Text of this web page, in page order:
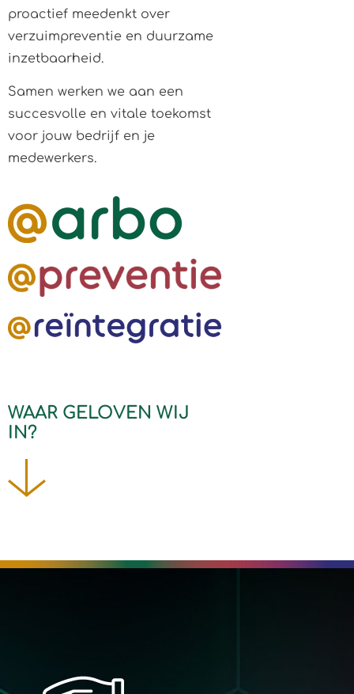
proactief meedenkt over
verzuimpreventie en duurzame
inzetbaarheid.
Samen werken we aan een
succesvolle en vitale toekomst
voor jouw bedrijf en je
medewerkers.
WAAR GELOVEN WIJ
IN?